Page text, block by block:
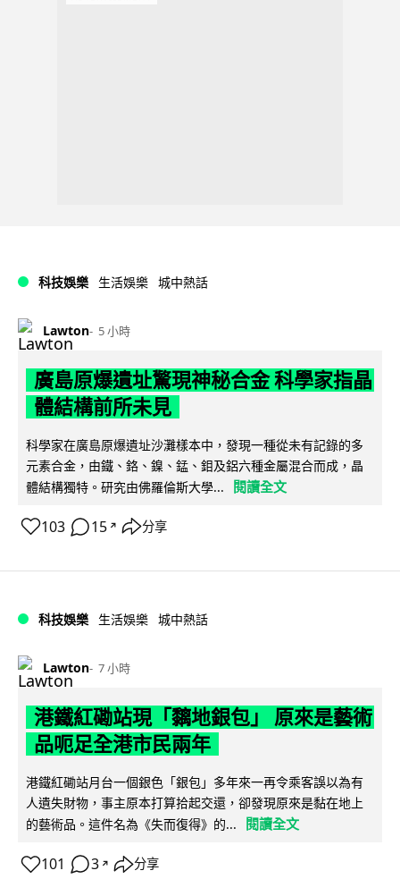
科技娛樂 生活娛樂 城中熱話
Lawton 5 小時
廣島原爆遺址驚現神秘合金 科學家指晶
體結構前所未見
科學家在廣島原爆遺址沙灘樣本中，發現一種從未有記錄的多
元素合金，由鐵、鉻、鎳、錳、鉬及鋁六種金屬混合而成，晶
體結構獨特。研究由佛羅倫斯大學...
閱讀全文
103 15 ↗ 分享
科技娛樂 生活娛樂 城中熱話
Lawton 7 小時
港鐵紅磡站現「黐地銀包」 原來是藝術
品呃足全港市民兩年
港鐵紅磡站月台一個銀色「銀包」多年來一再令乘客誤以為有
人遺失財物，事主原本打算拾起交還，卻發現原來是黏在地上
的藝術品。這件名為《失而復得》的...
閱讀全文
101 3 ↗ 分享